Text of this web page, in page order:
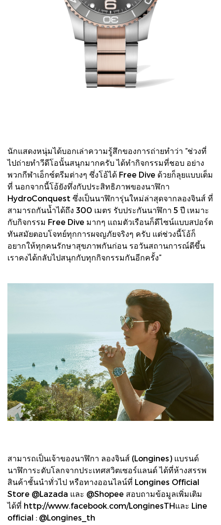
นักแสดงหนุ่มได้บอกเล่าความรู้สึกของการถ่ายทำว่า “ช่วงที่
ไปถ่ายทำวีดีโอนั้นสนุกมากครับ ได้ทำกิจกรรมที่ชอบ อย่าง
พวกกีฬาเอ็กซ์ตรีมต่างๆ ซึ่งโอ้ได้ Free Dive ด้วยก็ลุยแบบเต็ม
ที่ นอกจากนี้โอ้ยังทึ่งกับประสิทธิภาพของนาฬิกา
HydroConquest ซึ่งเป็นนาฬิการุ่นใหม่ล่าสุดจากลองจินส์ ที่
สามารถกันน้ำได้ถึง 300 เมตร รับประกันนาฬิกา 5 ปี เหมาะ
กับกิจกรรม Free Dive มากๆ แถมตัวเรือนก็ดีไซน์แบบสปอร์ต
ทันสมัยตอบโจทย์ทุกการผจญภัยจริงๆ ครับ แต่ช่วงนี้โอ้ก็
อยากให้ทุกคนรักษาสุขภาพกันก่อน รอวันสถานการณ์ดีขึ้น
เราคงได้กลับไปสนุกกับทุกกิจกรรมกันอีกครั้ง”
สามารถเป็นเจ้าของนาฬิกา ลองจินส์ (Longines) แบรนด์
นาฬิการะดับโลกจากประเทศสวิตเซอร์แลนด์ ได้ที่ห้างสรรพ
สินค้าชั้นนำทั่วไป หรือทางออนไลน์ที่ Longines Official
Store @Lazada และ @Shopee สอบถามข้อมูลเพิ่มเติม
ได้ที่ http://www.facebook.com/LonginesTHและ Line
official : @Longines_th